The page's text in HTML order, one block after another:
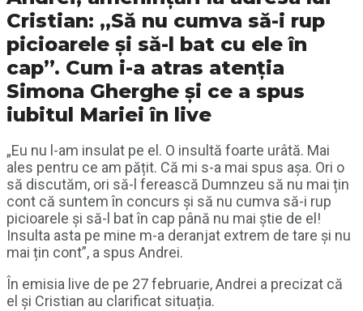
Cristian: „Să nu cumva să-i rup
picioarele și să-l bat cu ele în
cap”. Cum i-a atras atenția
Simona Gherghe și ce a spus
iubitul Mariei în live
„Eu nu l-am insulat pe el. O insultă foarte urâtă. Mai
ales pentru ce am pățit. Că mi s-a mai spus așa. Ori o
să discutăm, ori să-l ferească Dumnzeu să nu mai țin
cont că suntem în concurs și să nu cumva să-i rup
picioarele și să-l bat în cap până nu mai știe de el!
Insulta asta pe mine m-a deranjat extrem de tare și nu
mai țin cont”, a spus Andrei.
În emisia live de pe 27 februarie, Andrei a precizat că
el și Cristian au clarificat situația.